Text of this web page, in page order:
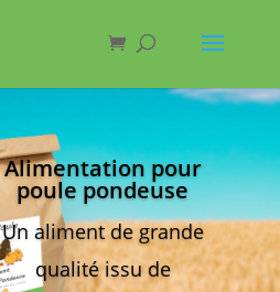
Alimentation pour
poule pondeuse
Un aliment de grande
qualité issu de